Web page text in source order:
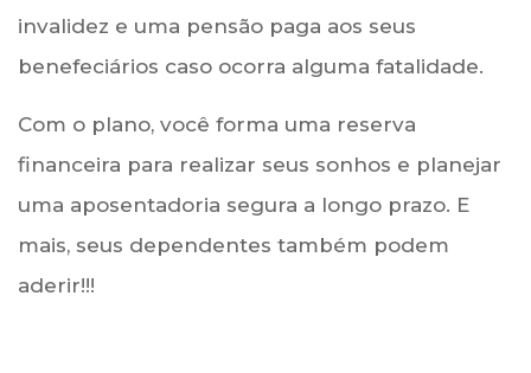
invalidez e uma pensão paga aos seus
benefeciários caso ocorra alguma fatalidade.
Com o plano, você forma uma reserva
financeira para realizar seus sonhos e planejar
uma aposentadoria segura a longo prazo. E
mais, seus dependentes também podem
aderir!!!